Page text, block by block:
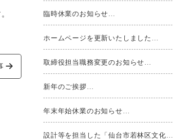
臨時休業のお知らせ…
ホームページを更新いたしました…
取締役担当職務変更のお知らせ…
新年のご挨拶…
年末年始休業のお知らせ…
設計等を担当した「仙台市若林区文化…